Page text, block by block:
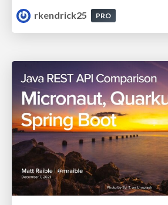
rkendrick25
PRO